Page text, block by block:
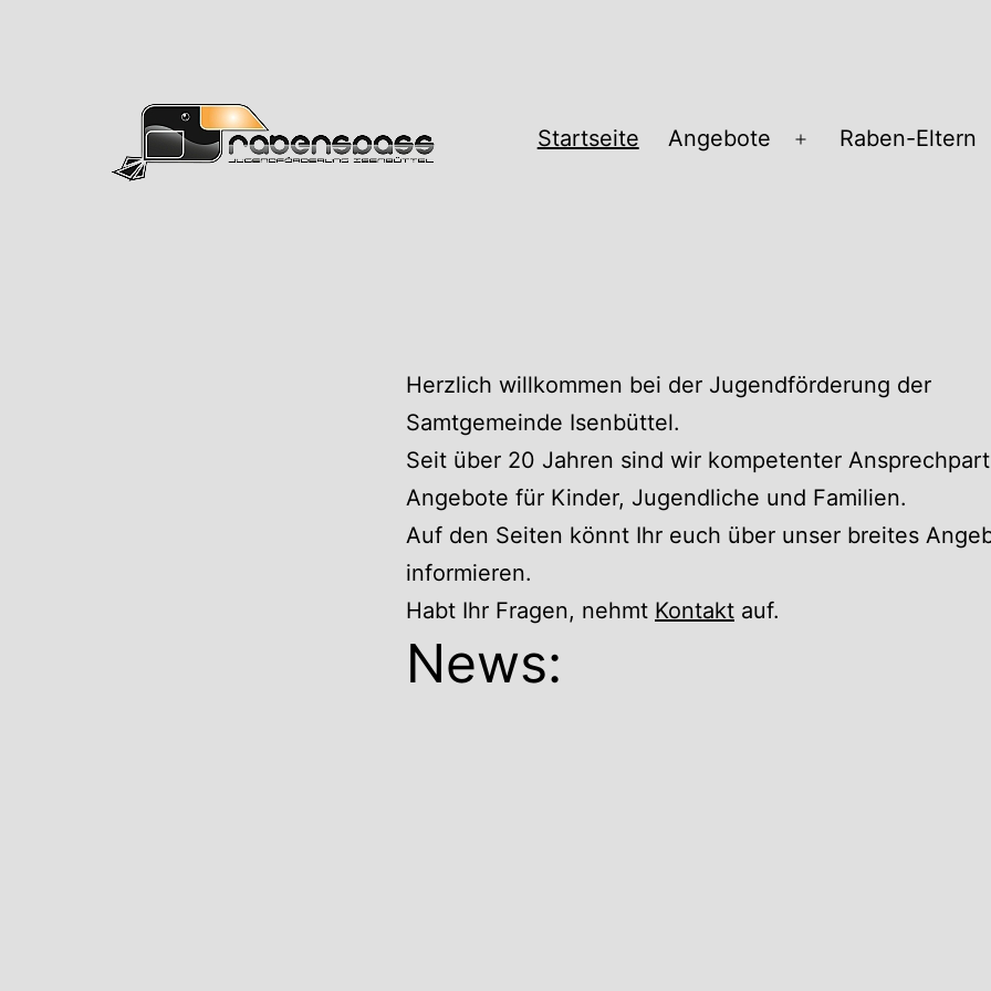
Startseite Angebote
Menü
Raben-Eltern
Herzlich willkommen bei der Jugendförderung der
Samtgemeinde Isenbüttel.
Seit über 20 Jahren sind wir kompetenter
Angebote für Kinder, Jugendliche und Familien.
Auf den Seiten könnt Ihr euch über unser breites
informieren.
Habt Ihr Fragen, nehmt Kontakt auf.
News: